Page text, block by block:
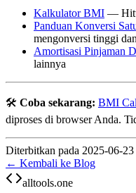
Kalkulator BMI —
Panduan Konversi
mengonversi tinggi
Amortisasi Pinjaman
lainnya
🛠️ Coba sekarang: BMI
diproses di browser Anda.
Diterbitkan pada 2025-06-23
← Kembali ke Blog
alltools.one